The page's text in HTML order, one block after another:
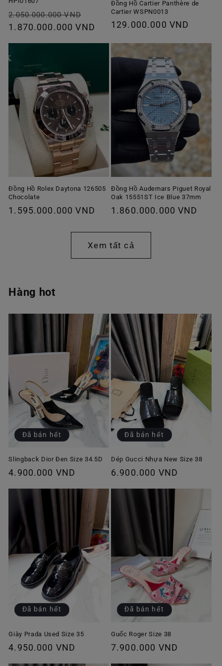
Giá
thông
2.050.000.000 VND
ưu
1.870.000.000 VND
Đồng Hồ Cartier Panthère de
Cartier WSPN0013
Giá
thường
129.000.000 VND
Đồng Hồ Rolex Daytona 126505
Chocolate
Giá
1.595.000.000 VND
Đồng Hồ Audemars Piguet Royal
Oak 15551ST Ice Blue 37mm
Giá
thường
1.860.000.000 VND
Xem tất cả
Hàng hot
Đã bán hết
Slingback Dior Đen Size 34.5D
Giá
thường
4.900.000 VND
Đã bán hết
Dép Gucci Nhựa New Size 38
Giá
6.900.000 VND
Đã bán hết
Giày Prada Used Size 35
Giá
4.950.000 VND
Đã bán hết
Guốc Roger Size 38
Giá
7.900.000 VND